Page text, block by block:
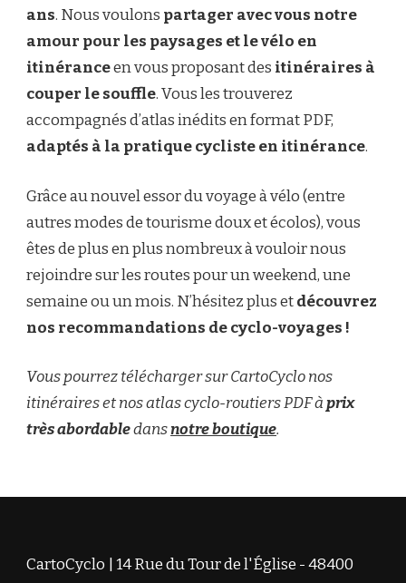
ans. Nous voulons partager avec vous notre
amour pour les paysages et le vélo en
itinéranceen vous proposant des itinéraires à
couper le souffle. Vous les trouverez
accompagnés d’atlas inédits en format PDF,
adaptés à la pratique cycliste en itinérance.
Grâce au nouvel essor du voyage à vélo (entre
autres modes de tourisme doux et écolos), vous
êtes de plus en plus nombreux à vouloir nous
rejoindre sur les routes pour un weekend, une
semaine ou un mois. N’hésitez plus etdécouvrez
nos recommandations de cyclo-voyages !
Vous pourrez télécharger sur CartoCyclo nos
itinéraires et nos atlas cyclo-routiers PDF àprix
très abordabledansnotre boutique.
CartoCyclo | 14 Rue du Tour de l'Église - 48400